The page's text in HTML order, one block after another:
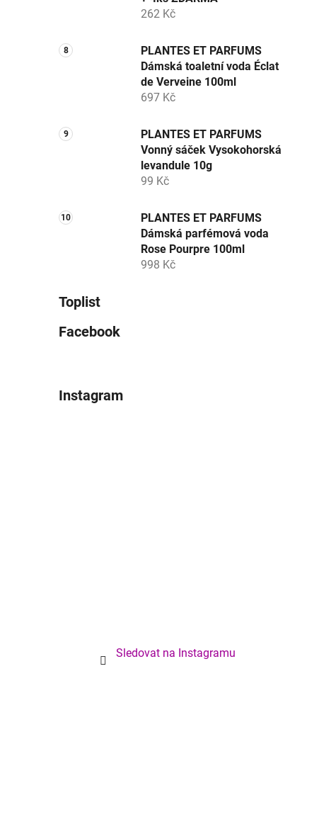
262 Kč
PLANTES ET PARFUMS
Dámská toaletní voda Éclat
de Verveine 100ml
697 Kč
PLANTES ET PARFUMS
Vonný sáček Vysokohorská
levandule 10g
99 Kč
PLANTES ET PARFUMS
Dámská parfémová voda
Rose Pourpre 100ml
998 Kč
Toplist
Facebook
Instagram
Sledovat na Instagramu